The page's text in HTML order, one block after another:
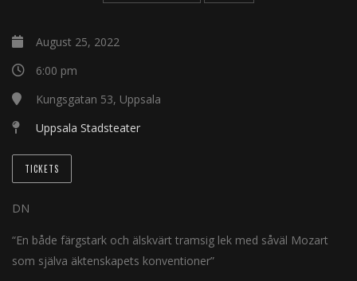
August 25, 2022
6:00 pm
Kungsgatan 53, Uppsala
Uppsala Stadsteater
TICKETS
DN
“En både färgstark och älskvärt tramsig lek med såväl Mozart
som själva äktenskapets konventioner”